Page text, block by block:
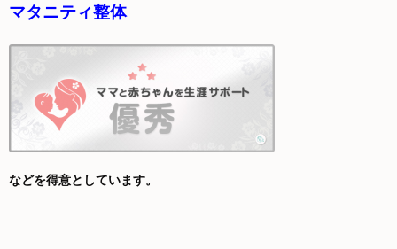
マタニティ整体
などを得意としています。